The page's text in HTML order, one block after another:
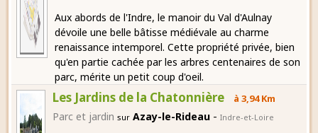
Aux abords de l'Indre, le manoir du Val d'Aulnay
dévoile une belle bâtisse médiévale au charme
renaissance intemporel. Cette propriété privée, bien
qu'en partie cachée par les arbres centenaires de son
parc, mérite un petit coup d'oeil.
Les Jardins de la Chatonnière à 3,94 Km
Parc et jardin sur Azay-le-Rideau -Indre-et-Loire